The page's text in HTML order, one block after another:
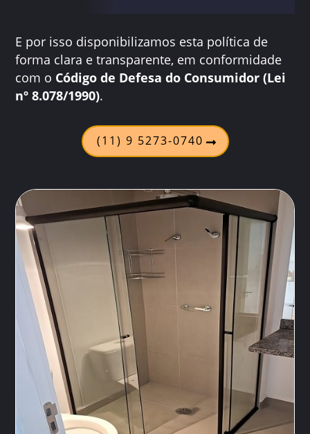
E por isso disponibilizamos esta política de
forma clara e transparente, em conformidade
com o Código de Defesa do Consumidor (Lei
nº 8.078/1990).
(11) 9 5273-0740